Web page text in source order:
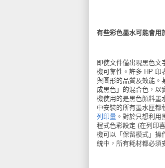
有些彩色墨水可能會用
即使文件僅出現黑色文
機可靠性。許多 HP 印
與圖形的品質及效能。
成黑色」的混合色，以
機使用的是黑色顏料墨
中安裝的所有墨水匣都
列印量 。對於只想利
程式色彩設定 (在列印
機可以「保留模式」操
統中，所有耗材都必須